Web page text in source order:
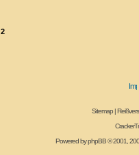
2
Sitemap|
Powered byphpBB© 2001,